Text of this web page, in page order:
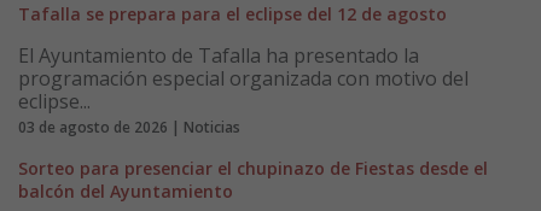
Tafalla se prepara para el eclipse del 12 de agosto
El Ayuntamiento de Tafalla ha presentado la
programación especial organizada con motivo del
eclipse...
03 de agosto de 2026 | Noticias
Sorteo para presenciar el chupinazo de Fiestas desde el
balcón del Ayuntamiento